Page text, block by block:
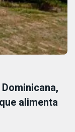
alimenta